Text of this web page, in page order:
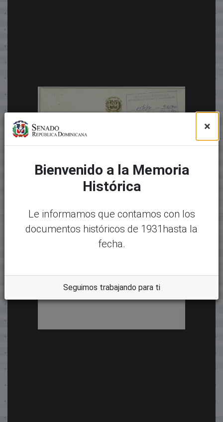
×
Bienvenido a la Memoria
Histórica
Le informamos que contamos con los
documentos históricos de 1931hasta la
fecha.
Seguimos trabajando para ti